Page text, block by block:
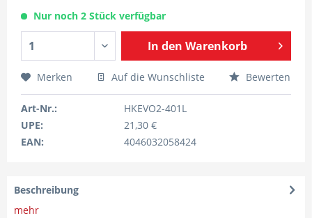
Nur noch 2 Stück verfügbar
In den Warenkorb
Merken Auf die Wunschliste Bewerten
Art-Nr.:
HKEVO2-401L
UPE:
21,30 €
EAN:
4046032058424
Beschreibung
mehr